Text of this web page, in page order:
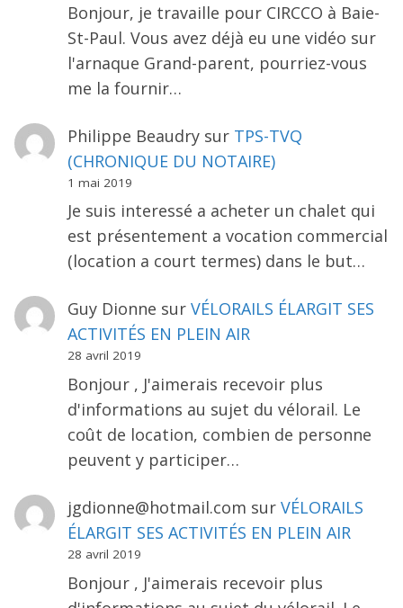
Bonjour, je travaille pour CIRCCO à Baie-
St-Paul. Vous avez déjà eu une vidéo sur
l'arnaque Grand-parent, pourriez-vous
me la fournir…
Philippe Beaudrysur TPS-TVQ
(CHRONIQUE DU NOTAIRE)
1 mai 2019
Je suis interessé a acheter un chalet qui
est présentement a vocation commercial
(location a court termes) dans le but…
Guy Dionne sur VÉLORAILS ÉLARGIT SES
ACTIVITÉS EN PLEIN AIR
28 avril 2019
Bonjour , J'aimerais recevoir plus
d'informations au sujet du vélorail. Le
coût de location, combien de personne
peuvent y participer…
jgdionne@hotmail.com sur VÉLORAILS
ÉLARGIT SES ACTIVITÉS EN PLEIN AIR
28 avril 2019
Bonjour , J'aimerais recevoir plus